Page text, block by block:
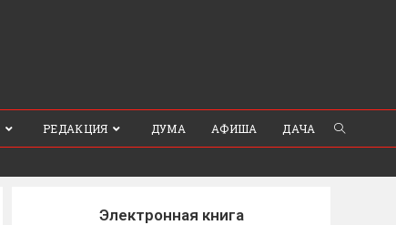
РЕДАКЦИЯ ДУМА АФИША ДАЧА
Электронная книга